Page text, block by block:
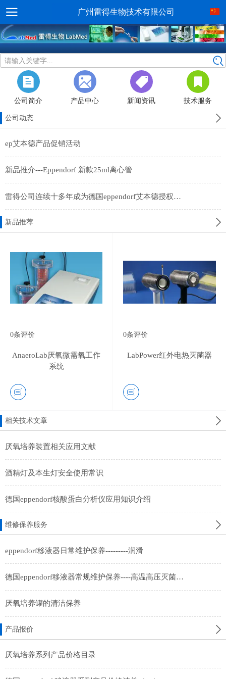
广州雷得生物技术有限公司
请输入关键字...
公司简介 产品中心 新闻资讯 技术服务
公司动态
ep艾本德产品促销活动
新品推介---Eppendorf 新款25ml离心管
雷得公司连续十多年成为德国eppendorf艾本德授权经销商
新品推荐
0条评价
AnaeroLab厌氧微需氧工作
系统
0条评价
LabPower红外电热灭菌器
相关技术文章
厌氧培养装置相关应用文献
酒精灯及本生灯安全使用常识
德国eppendorf核酸蛋白分析仪应用知识介绍
维修保养服务
eppendorf移液器日常维护保养---------润滑
德国eppendorf移液器常规维护保养----高温高压灭菌及紫外线照射灭菌
厌氧培养罐的清洁保养
产品报价
厌氧培养系列产品价格目录